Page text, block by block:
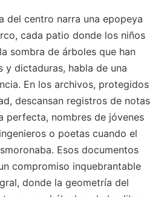
del centro narra una epopeya
cada patio donde los niños
sombra de árboles que han
y dictaduras, habla de una
En los archivos, protegidos
descansan registros de notas
perfecta, nombres de jóvenes
o poetas cuando el
Esos documentos
compromiso inquebrantable
donde la geometría del